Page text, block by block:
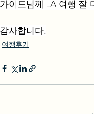
가이드님께 LA 여행 잘
감사합니다.
여행후기